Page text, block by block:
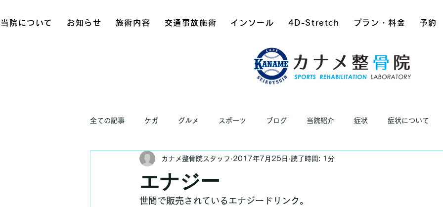
当院について お知らせ 施術内容 交通事故施術 インソール 4D-Stretch プラン・料金 予約
全ての記事 ケガ グルメ スポーツ ブログ 当院紹介 症状 症状について
エナジー
カナメ整骨院スタッフ 2017年7月25日 読了時間: 1分
世間で販売されているエナジードリンク。